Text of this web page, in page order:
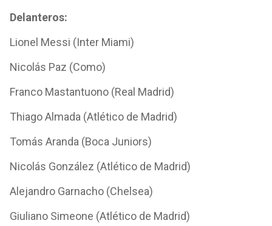
Delanteros:
Lionel Messi (Inter Miami)
Nicolás Paz (Como)
Franco Mastantuono (Real Madrid)
Thiago Almada (Atlético de Madrid)
Tomás Aranda (Boca Juniors)
Nicolás González (Atlético de Madrid)
Alejandro Garnacho (Chelsea)
Giuliano Simeone (Atlético de Madrid)